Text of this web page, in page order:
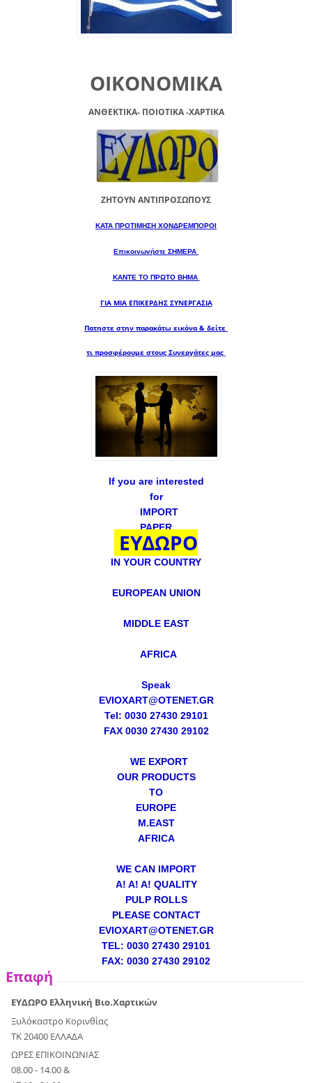
ΟΙΚΟΝΟΜΙΚΑ
ΑΝΘΕΚΤΙΚΑ- ΠΟΙΟΤΙΚΑ -XAPTIKA
ΖΗΤΟΥΝ ΑΝΤΙΠΡΟΣΩΠΟΥΣ
ΚΑΤΑ ΠΡΟΤΙΜΗΣΗ ΧΟΝΔΡΕΜΠΟΡΟΙ
Επικοινωνήστε ΣΗΜΕΡΑ
ΚΑΝΤΕ ΤΟ ΠΡΩΤΟ ΒΗΜΑ
ΓΙΑ ΜΙΑ ΕΠΙΚΕΡΔΗΣ ΣΥΝΕΡΓΑΣΙΑ
Πατηστε στην παρακάτω εικόνα & δείτε
τι προσφέρουμε στους Συνεργάτες μας
If you are interested
for
IMPORT
PAPER
ΕΥΔΩΡΟ
IN YOUR COUNTRY
EUROPEAN UNION
MIDDLE EAST
AFRICA
Speak
EVIOXART@OTENET.GR
Tel: 0030 27430 29101
FAX 0030 27430 29102
WE EXPORT
OUR PRODUCTS
TO
EUROPE
M.EAST
AFRICA
WE CAN IMPORT
A! A! A! QUALITY
PULP ROLLS
PLEASE CONTACT
EVIOXART@OTENET.GR
TEL: 0030 27430 29101
FAX: 0030 27430 29102
Επαφή
ΕΥΔΩΡΟ Ελληνική Βιο.Χαρτικών
Ξυλόκαστρο Κορινθίας
ΤΚ 20400 ΕΛΛΑΔΑ
ΩΡΕΣ ΕΠΙΚΟΙΝΩΝΙΑΣ
08.00 - 14.00 &